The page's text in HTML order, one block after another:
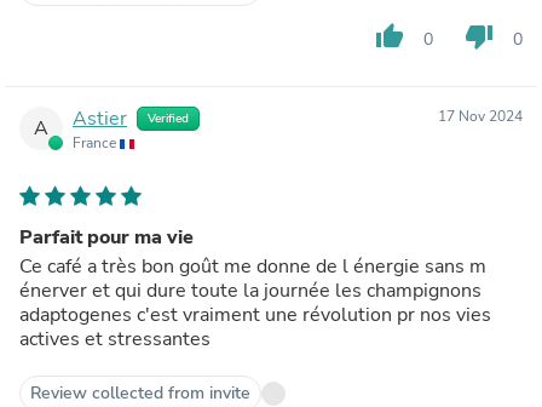
thumb_up 0 thumb_down 0
A Astier Verified
France
17 Nov 2024
Parfait pour ma vie
Ce café a très bon goût me donne de l énergie sans m
énerver et qui dure toute la journée les champignons
adaptogenes c'est vraiment une révolution pr nos vies
actives et stressantes
Review collected from invite